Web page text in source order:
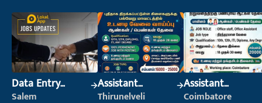
Data Entry
Operator
Salem
Assistant
Manager
Thirunelveli
Assistant
Manager
Coimbatore